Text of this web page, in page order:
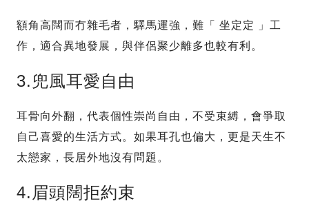
額角高闊而冇雜毛者，驛馬運強，難「 坐定定 」工
作，適合異地發展，與伴侶聚少離多也較有利。
3.兜風耳愛自由
耳骨向外翻，代表個性崇尚自由，不受束縛，會爭取
自己喜愛的生活方式。如果耳孔也偏大，更是天生不
太戀家，長居外地沒有問題。
4.眉頭闊拒約束